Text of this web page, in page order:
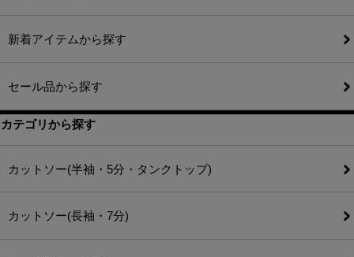
新着アイテムから探す
セール品から探す
カテゴリから探す
カットソー(半袖・5分・タンクトップ)
カットソー(長袖・7分)